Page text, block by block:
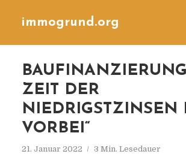
immogrund.org
ZEIT DER
NIEDRIGSTZINSEN
VORBEI“
21. Januar 2022 3 Min. Lesedauer